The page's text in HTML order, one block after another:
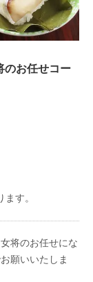
お任せコー
す。
将のお任せにな
願いいたしま